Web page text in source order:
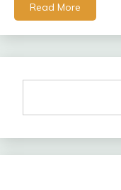
Read More